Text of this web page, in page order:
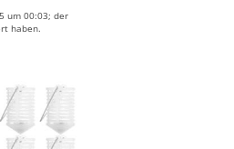
um 00:03; der
haben.